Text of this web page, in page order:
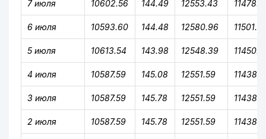
7 июля 10602.56 144.49 12553.43
6 июля 10593.60 144.48 12580.96
5 июля 10613.54 143.98 12548.39
4 июля 10587.59 145.08 12551.59
3 июля 10587.59 145.78 12551.59
2 июля 10587.59 145.78 12551.59